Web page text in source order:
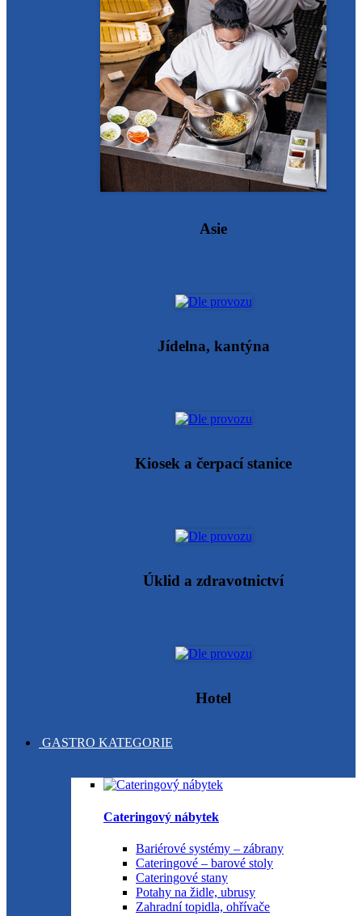
Asie
Jídelna, kantýna
Kiosek a čerpací stanice
Úklid a zdravotnictví
Hotel
GASTRO KATEGORIE
Cateringový nábytek
Bariérové systémy – zábrany
Cateringové – barové stoly
Cateringové stany
Potahy na židle, ubrusy
Zahradní topidla, ohřívače